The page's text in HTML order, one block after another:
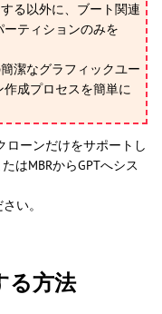
る以外に、ブート関連
ティションのみを
潔なグラフィックユー
成プロセスを簡単に
ローンだけをサポートし
はMBRからGPTへシス
い。
る方法